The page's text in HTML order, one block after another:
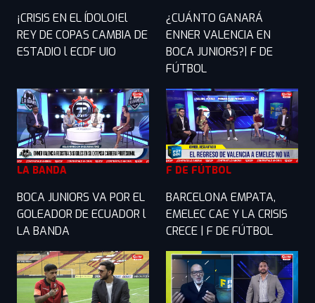
¡CRISIS EN EL ÍDOLO!El
REY DE COPAS CAMBIA DE
ESTADIO l ECDF UIO
¿CUÁNTO GANARÁ
ENNER VALENCIA EN
BOCA JUNIORS?| F DE
FÚTBOL
LA BANDA
BOCA JUNIORS VA POR EL
GOLEADOR DE ECUADOR l
LA BANDA
F DE FÚTBOL
BARCELONA EMPATA,
EMELEC CAE Y LA CRISIS
CRECE | F DE FÚTBOL